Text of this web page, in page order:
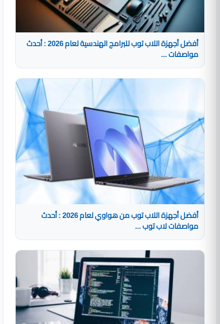
أفضل أجهزة اللاب توب للبرامج الهندسية لعام 2026 : أحدث
مواصفات ...
أفضل أجهزة اللاب توب من هواوي لعام 2026 : أحدث
مواصفات لاب توب ...